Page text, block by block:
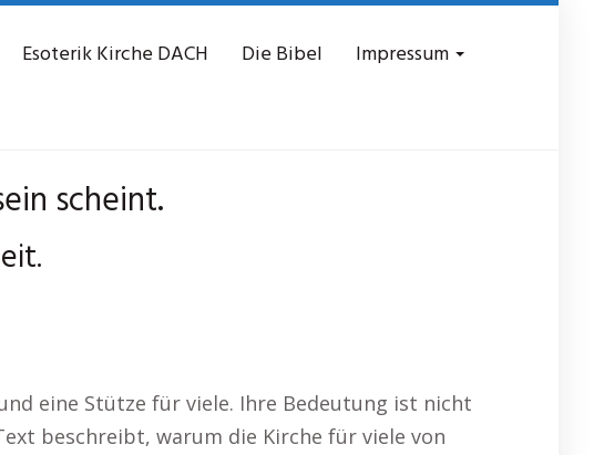
Esoterik Kirche DACH Die Bibel Impressum
scheint.
eine Stütze für viele. Ihre Bedeutung ist nicht
beschreibt, warum die Kirche für viele von